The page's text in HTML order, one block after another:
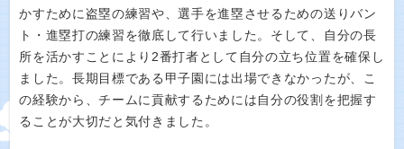
かすために盗塁の練習や、選手を進塁させるための送りバン
ト・進塁打の練習を徹底して行いました。そして、自分の長
所を活かすことにより2番打者として自分の立ち位置を確保し
ました。長期目標である甲子園には出場できなかったが、こ
の経験から、チームに貢献するためには自分の役割を把握す
ることが大切だと気付きました。